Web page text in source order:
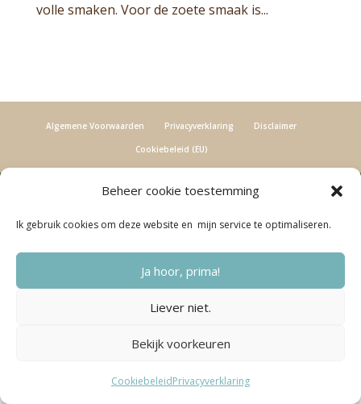
Beheer cookie toestemming
Ik gebruik cookies om deze website en mijn service te optimaliseren.
Ja hoor, prima!
Liever niet.
Bekijk voorkeuren
CookiebeleidPrivacyverklaring
volle smaken. Voor de zoete smaak is...
Algemene Voorwaarden Privacyverklaring Disclaimer
Cookiebeleid (EU)
© 2016-2024 Bewuster & Gezonder | Webdesign door Saskia Veltenaar -